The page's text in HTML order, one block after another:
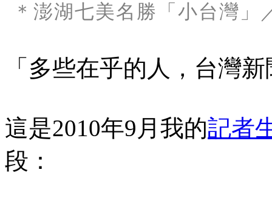
＊澎湖七美名勝「小台灣
「多些在乎的人，台灣
這是2010年9月我的記者
段：